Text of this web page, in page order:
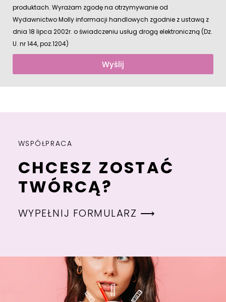
produktach. Wyrażam zgodę na otrzymywanie od
Wydawnictwo Molly informacji handlowych zgodnie z ustawą z
dnia 18 lipca 2002r. o świadczeniu usług drogą elektroniczną (Dz.
U. nr 144, poz.1204)
Wyślij
WSPÓŁPRACA
CHCESZ ZOSTAĆ
TWÓRCĄ?
WYPEŁNIJ FORMULARZ ⟶